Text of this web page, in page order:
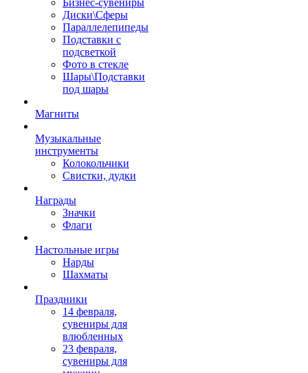
Бизнес-сувениры
Диски\Сферы
Параллелепипеды
Подставки с
подсветкой
Фото в стекле
Шары\Подставки
под шары
Магниты
Музыкальные
инструменты
Колокольчики
Свистки, дудки
Награды
Значки
Флаги
Настольные игры
Нарды
Шахматы
Праздники
14 февраля,
сувениры для
влюбленных
23 февраля,
сувениры для